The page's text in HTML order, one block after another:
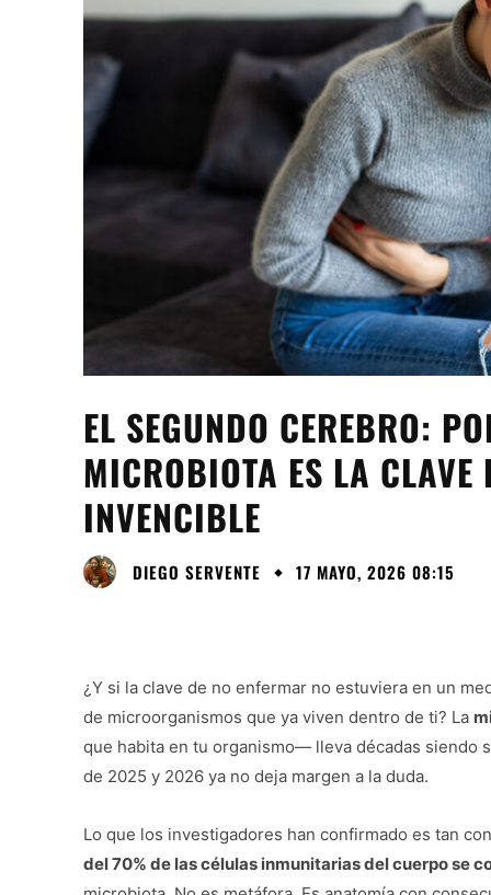
EL SEGUNDO CEREBRO:
MICROBIOTA ES LA
INVENCIBLE
DIEGO SERVENTE 17 MAYO, 2026 08:15
¿Y si la clave de no enfermar no estuviera en un
de microorganismos que ya viven dentro de ti? La
que habita en tu organismo— lleva décadas siendo
de 2025 y 2026 ya no deja margen a la duda.
Lo que los investigadores han confirmado es tan
del 70% de las células inmunitarias del cuerpo se